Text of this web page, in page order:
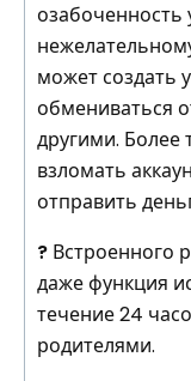
озабоченность
может создать
обмениваться
другими. Более
взломать
отправить
? Встроенного
даже функция
течение 24
родителями.